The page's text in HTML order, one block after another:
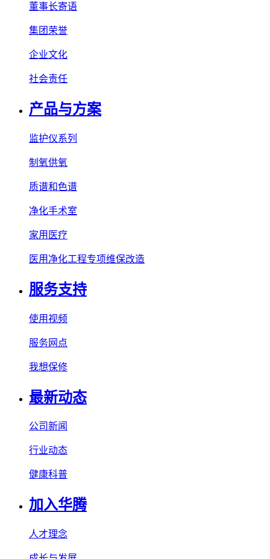
董事长寄语
集团荣誉
企业文化
社会责任
产品与方案
监护仪系列
制氧供氧
质谱和色谱
净化手术室
家用医疗
医用净化工程专项维保改造
服务支持
使用视频
服务网点
我想保修
最新动态
公司新闻
行业动态
健康科普
加入华腾
人才理念